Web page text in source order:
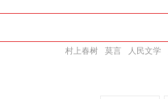
村上春树 莫言 人民文学